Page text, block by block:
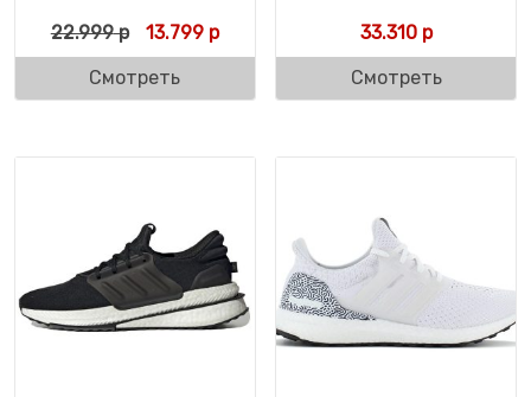
22.999р Первоначальная цена составляла 22.999
13.799рТекущая цена: 13.799 р.
Смотреть
33.310р
Смотреть